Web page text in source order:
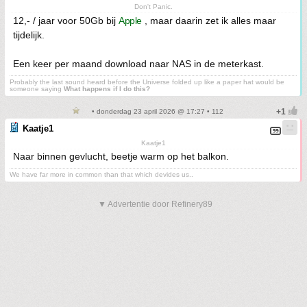
Don't Panic.
12,- / jaar voor 50Gb bij Apple, maar daarin zet ik alles maar
tijdelijk.
Een keer per maand download naar NAS in de meterkast.
Probably the last sound heard before the Universe folded up like a paper hat would be
someone saying What happens if I do this?
• donderdag 23 april 2026 @ 17:27 • 112
Kaatje1
Kaatje1
Naar binnen gevlucht, beetje warm op het balkon.
We have far more in common than that which devides us..
▼ Advertentie door Refinery89